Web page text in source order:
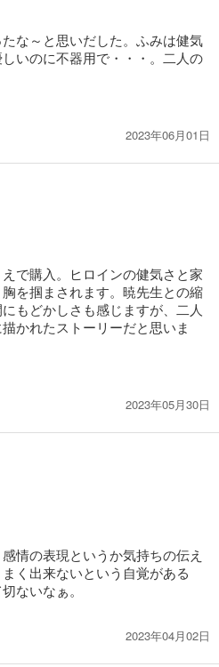
な～と思いだした。ふみは健気
いのに不器用で・・・。二人の
2023年06月01日
で購入。ヒロインの健気さと家
を掴まされます。暁先生との縮
もどかしさも感じますが、二人
かれたストーリーだと思いま
2023年05月30日
情の表現というか気持ちの伝え
く出来ないという自覚がある
ないなぁ。
2023年04月02日